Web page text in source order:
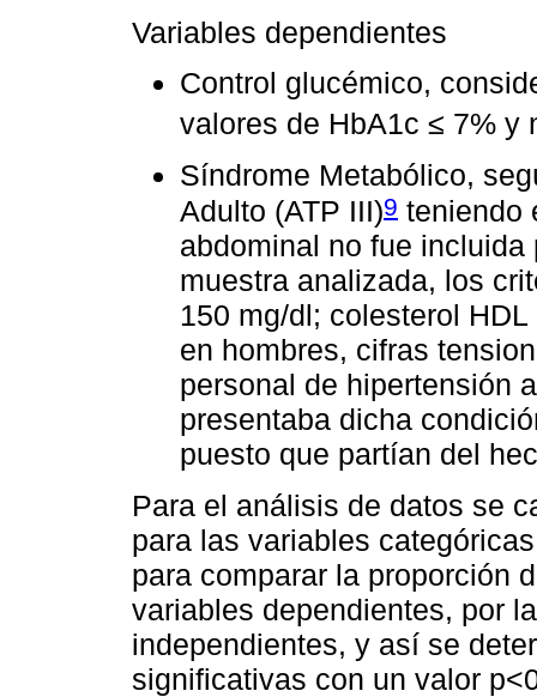
Variables dependientes
Control glucémico,
valores de HbA1c ≤ 7% y
Síndrome Metabólico,
Adulto (ATP III)9 teniendo
abdominal no fue
muestra analizada, los
150 mg/dl; colesterol
en hombres, cifras
personal de hipertensión
presentaba dicha
puesto que partían del
Para el análisis de datos se
para las variables
para comparar la proporción
variables dependientes, por
independientes, y así se
significativas con un valor